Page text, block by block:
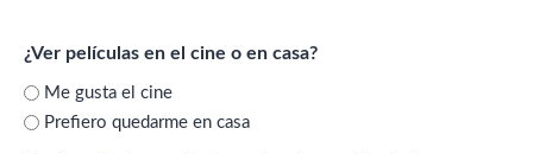
¿Ver películas en el cine o en casa?
Me gusta el cine
Prefiero quedarme en casa